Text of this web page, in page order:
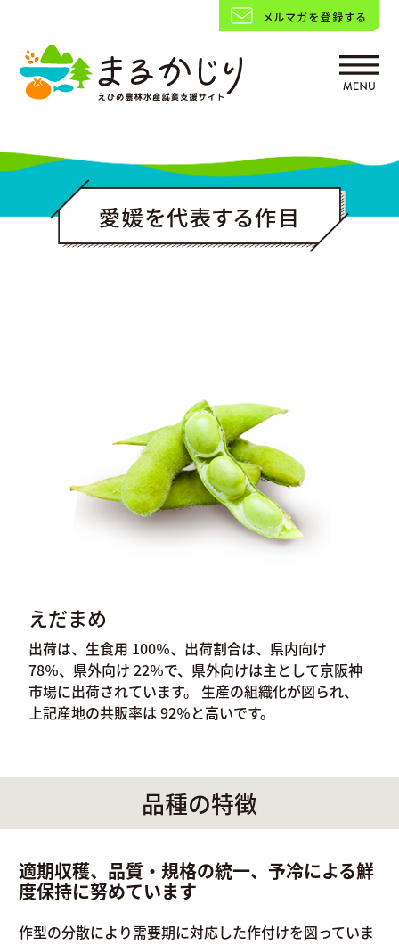
えだまめ
出荷は、生食用 100％、出荷割合は、県内向け
78％、県外向け 22％で、県外向けは主として京阪神
市場に出荷されています。 生産の組織化が図られ、
上記産地の共販率は 92％と高いです。
品種の特徴
適期収穫、品質・規格の統一、予冷による鮮
度保持に努めています
作型の分散により需要期に対応した作付けを図っていま